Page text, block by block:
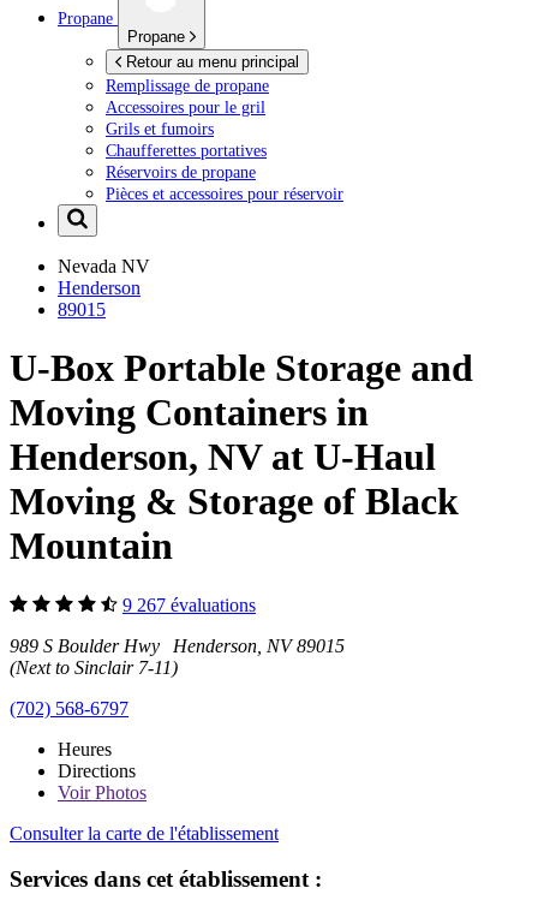
Propane
Propane
Retour au menu principal
Remplissage de propane
Accessoires pour le gril
Grils et fumoirs
Chaufferettes portatives
Réservoirs de propane
Pièces et accessoires pour réservoir
Nevada NV
Henderson
89015
U-Box Portable Storage and
Moving Containers in
Henderson, NV at U-Haul
Moving & Storage of Black
Mountain
9 267 évaluations
989 S Boulder Hwy Henderson, NV 89015
(Next to Sinclair 7-11)
(702) 568-6797
Heures
Directions
VoirPhotos
Consulter la carte de l'établissement
Services dans cet établissement :